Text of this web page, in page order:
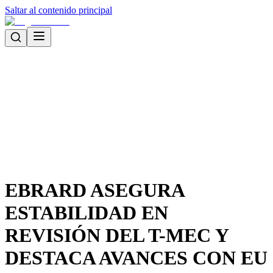
Saltar al contenido principal
EBRARD ASEGURA
ESTABILIDAD EN
REVISIÓN DEL T-MEC Y
DESTACA AVANCES CON EU